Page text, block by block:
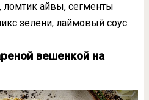
ломтик айвы, сегменты
зелени, лаймовый соус.
вешенкой на